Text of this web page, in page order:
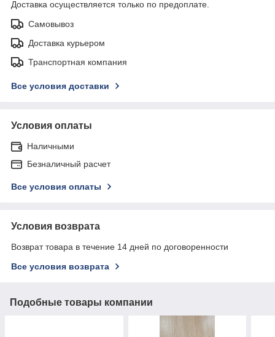
Доставка осуществляется только по предоплате.
Самовывоз
Доставка курьером
Транспортная компания
Все условия доставки
Условия оплаты
Наличными
Безналичный расчет
Все условия оплаты
Условия возврата
Возврат товара в течение 14 дней по договоренности
Все условия возврата
Подобные товары компании